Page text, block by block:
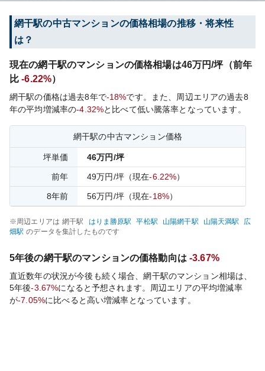
網干駅の中古マンションの価格相場の推移・将来性
は？
現在の網干駅のマンションの価格相場は46万円/坪（前年
比 -6.22%）
網干駅の価格は過去8年で-18%です。 また、周辺エリアの過去8
年の平均増減率の-4.32%と比べて低い騰落率となっています。
網干駅の中古マンション価格
坪単価 46万円/坪
前年 49万円/坪（現在-6.22%）
8年前 56万円/坪（現在-18%）
※周辺エリアは 網干駅 はりま勝原駅 平松駅 山陽網干駅 山陽天満駅
広
畑駅 のデータを集計したものです
5年後の網干駅のマンションの価格動向は -3.67%
直近数年の状況が今後も続く場合、網干駅のマンション相場は、
5年後-3.67%になると予想されます。周辺エリアの平均増減率
が-7.05%に比べると高い増減率となっています。